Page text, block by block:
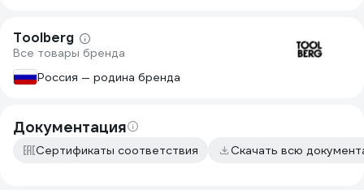
Toolberg
Все товары бренда
Россия — родина бренда
Документация
Сертификаты соответствия Скачать всю